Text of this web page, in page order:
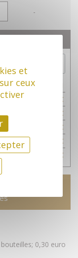
-
0,30 euro
10,00 €
0,00 €
40,00 €
8,00 €
48,00 €
et
ceux